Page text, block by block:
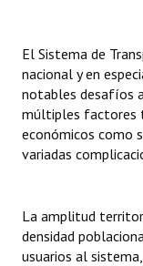
Registros y
Datos Históricos
Premio al Mérito -
Audiencias
Periodistas
El Sistema de
nacional y en
notables desafíos
múltiples factores
económicos como
variadas
La amplitud
densidad
usuarios al